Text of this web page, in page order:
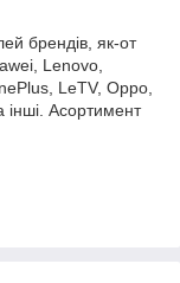
брендів, як-от
Lenovo,
LeTV, Oppo,
Асортимент